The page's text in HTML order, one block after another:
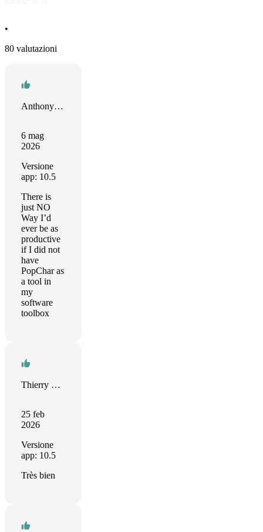
•
80 valutazioni
Anthony Harmon
6 mag
2026
Versione
app: 10.5
There is
just NO
Way I’d
ever be as
productive
if I did not
have
PopChar as
a tool in
my
software
toolbox
Thierry Moynier
25 feb
2026
Versione
app: 10.5
Très bien